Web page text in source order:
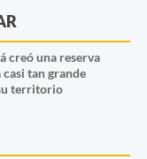
creó una reserva
tan grande
territorio